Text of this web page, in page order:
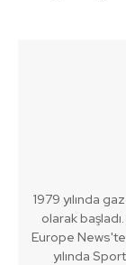
1979 yılında
olarak
Europe News'te
yılında